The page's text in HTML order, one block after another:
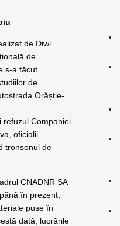
de Diwi
de
s-a făcut
de
Orăștie-
refuzul Companiei
oficialii
tronsonul de
CNADNR SA
în prezent,
puse în
dată, lucrările